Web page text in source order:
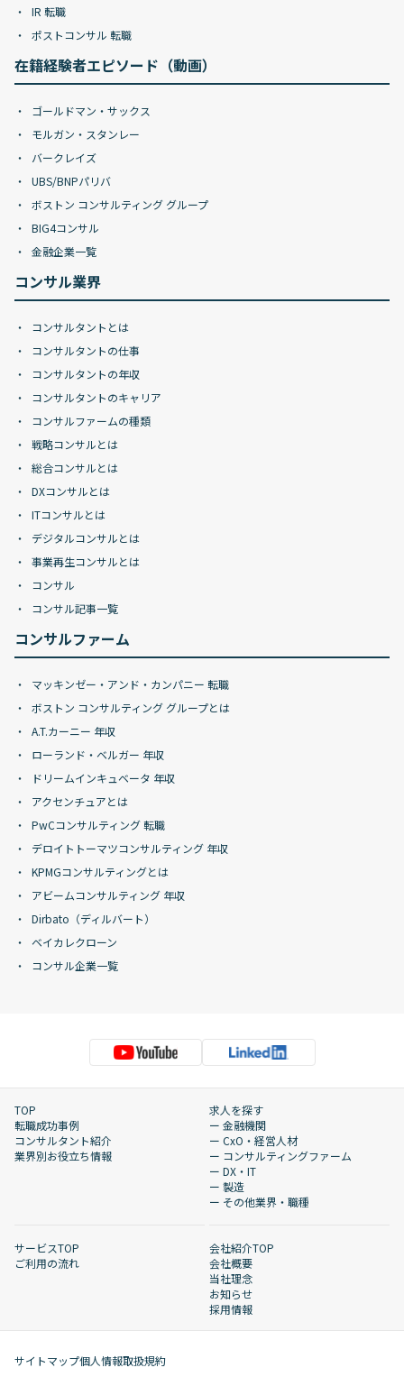
IR 転職
ポストコンサル 転職
在籍経験者エピソード（動画）
ゴールドマン・サックス
モルガン・スタンレー
バークレイズ
UBS/BNPパリバ
ボストン コンサルティング グループ
BIG4コンサル
金融企業一覧
コンサル業界
コンサルタントとは
コンサルタントの仕事
コンサルタントの年収
コンサルタントのキャリア
コンサルファームの種類
戦略コンサルとは
総合コンサルとは
DXコンサルとは
ITコンサルとは
デジタルコンサルとは
事業再生コンサルとは
コンサル
コンサル記事一覧
コンサルファーム
マッキンゼー・アンド・カンパニー 転職
ボストン コンサルティング グループとは
A.T.カーニー 年収
ローランド・ベルガー 年収
ドリームインキュベータ 年収
アクセンチュアとは
PwCコンサルティング 転職
デロイトトーマツコンサルティング 年収
KPMGコンサルティングとは
アビームコンサルティング 年収
Dirbato（ディルバート）
ベイカレクローン
コンサル企業一覧
TOP
転職成功事例
コンサルタント紹介
業界別お役立ち情報
求人を探す
ー 金融機関
ー CxO・経営人材
ー コンサルティングファーム
ー DX・IT
ー 製造
ー その他業界・職種
サービスTOP
ご利用の流れ
会社紹介TOP
会社概要
当社理念
お知らせ
採用情報
サイトマップ個人情報取扱規約